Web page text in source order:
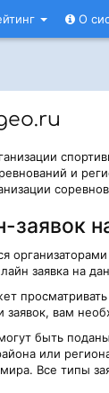
О
и
заявок
заявка на
заявок, вам
быть
или
Все типы